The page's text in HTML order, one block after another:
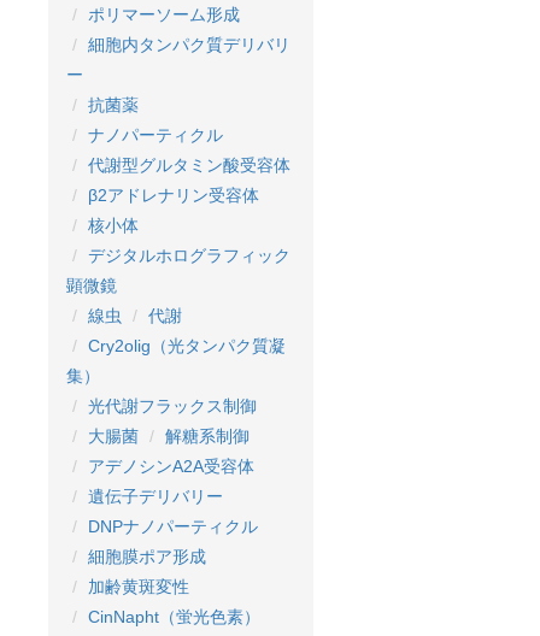
ポリマーソーム形成
細胞内タンパク質デリバリ
ー
抗菌薬
ナノパーティクル
代謝型グルタミン酸受容体
β2アドレナリン受容体
核小体
デジタルホログラフィック
顕微鏡
線虫
代謝
Cry2olig（光タンパク質凝
集）
光代謝フラックス制御
大腸菌
解糖系制御
アデノシンA2A受容体
遺伝子デリバリー
DNPナノパーティクル
細胞膜ポア形成
加齢黄斑変性
CinNapht（蛍光色素）